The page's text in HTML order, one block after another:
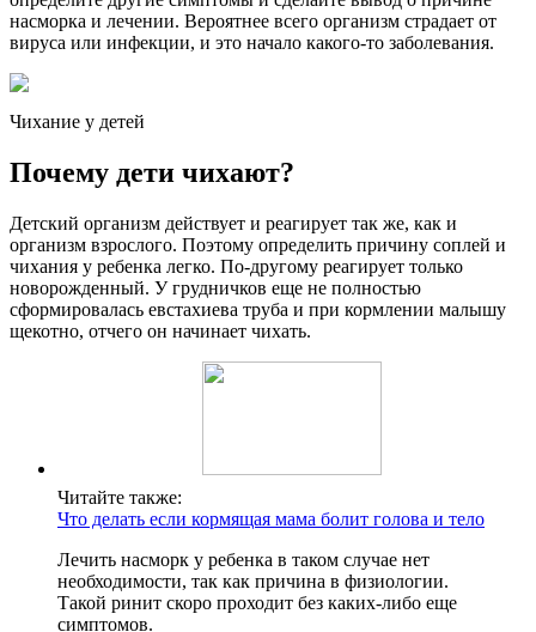
насморка и лечении. Вероятнее всего организм страдает от
вируса или инфекции, и это начало какого-то заболевания.
Чихание у детей
Почему дети чихают?
Детский организм действует и реагирует так же, как и
организм взрослого. Поэтому определить причину соплей и
чихания у ребенка легко. По-другому реагирует только
новорожденный. У грудничков еще не полностью
сформировалась евстахиева труба и при кормлении малышу
щекотно, отчего он начинает чихать.
Читайте также:
Что делать если кормящая мама болит голова и тело
Лечить насморк у ребенка в таком случае нет
необходимости, так как причина в физиологии.
Такой ринит скоро проходит без каких-либо еще
симптомов.